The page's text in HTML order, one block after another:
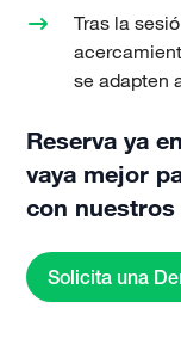
Tras la
se adapten
Reserva ya
vaya mejor
con
Solicita una